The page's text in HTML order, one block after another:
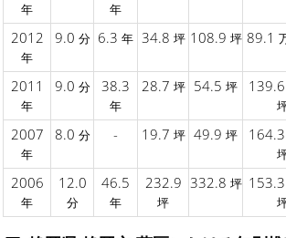
年 年
2012
年
9.0 分 6.3 年 34.8 坪 108.9 坪 89.1
2011
年
9.0 分 38.3
年
28.7 坪 54.5 坪 139.6
2007
年
8.0 分 - 19.7 坪 49.9 坪 164.3
2006
年
12.0
分
46.5
年
232.9
坪
332.8 坪 153.3